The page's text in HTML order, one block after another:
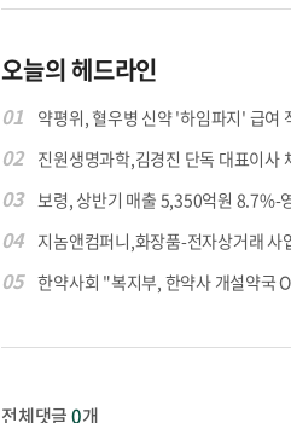
오늘의 헤드라인
01 약평위, 혈우병 신약 '하임파지' 급여
02 진원생명과학,김경진 단독 대표이사
03 보령, 상반기 매출 5,350억원 8.7%-
04 지놈앤컴퍼니,화장품-전자상거래 사
05 한약사회 "복지부, 한약사 개설약국
전체댓글0개